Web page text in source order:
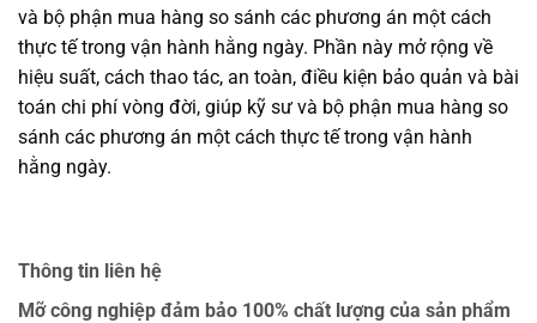
và bộ phận mua hàng so sánh các phương án một cách
thực tế trong vận hành hằng ngày. Phần này mở rộng về
hiệu suất, cách thao tác, an toàn, điều kiện bảo quản và bài
toán chi phí vòng đời, giúp kỹ sư và bộ phận mua hàng so
sánh các phương án một cách thực tế trong vận hành
hằng ngày.
Thông tin liên hệ
Mỡ công nghiệp đảm bảo 100% chất lượng của sản phẩm